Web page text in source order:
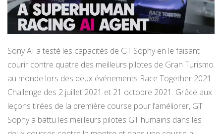
Sony AI a testé les capacités de GT Sophy en le faisant
courir contre quatre des meilleurs pilotes de Gran Turismo
au monde lors des deux événements Race Together 2021
Challenge des 2 juillet 2021 et 21 octobre 2021. Grâce aux
leçons tirées de la première course pour l’améliorer, GT
Sophy a battu les meilleurs pilotes GT humains dans les